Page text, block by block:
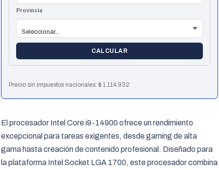
Provincia
CALCULAR
Precio sin impuestos nacionales:$ 1.114.932
El procesador Intel Core i9-14900 ofrece un rendimiento
excepcional para tareas exigentes, desde gaming de alta
gama hasta creación de contenido profesional. Diseñado para
la plataforma Intel Socket LGA 1700, este procesador combina